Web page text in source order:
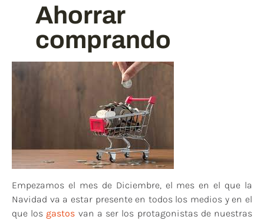
Ahorrar
comprando
Empezamos el mes de Diciembre, el mes en el que la
Navidad va a estar presente en todos los medios y en el
que los gastos van a ser los protagonistas de nuestras